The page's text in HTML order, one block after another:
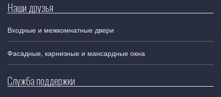
Наши друзья
Входные и межкомнатные двери
Фасадные, карнизные и мансардные окна
Служба поддержки